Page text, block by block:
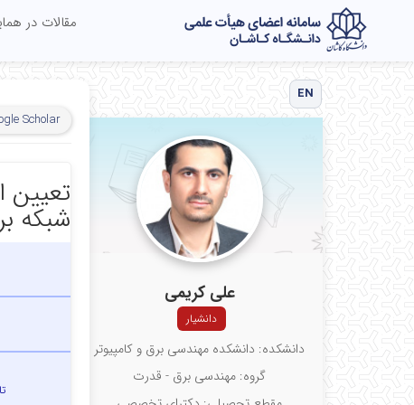
مقالات در
EN
علی کریمی
دانشیار
دانشکده: دانشکده مهندسی برق و کامپیوتر
گروه: مهندسی برق - قدرت
Scholar
تعیین
شبکه